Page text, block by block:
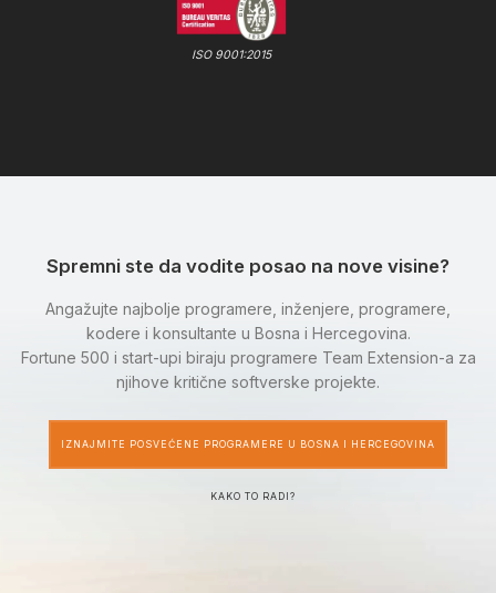
ISO 9001:2015
Spremni ste da vodite posao na nove visine?
Angažujte najbolje programere, inženjere, programere,
kodere i konsultante u Bosna i Hercegovina.
Fortune 500 i start-upi biraju programere Team Extension-a za
njihove kritične softverske projekte.
IZNAJMITE POSVEĆENE PROGRAMERE U BOSNA I HERCEGOVINA
KAKO TO RADI?